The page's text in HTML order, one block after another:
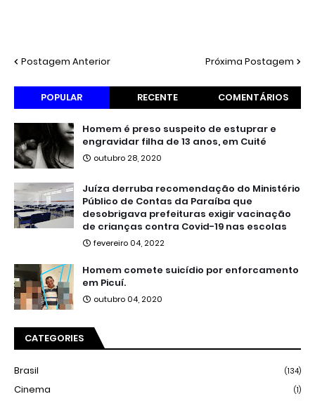
Postagem Anterior Próxima Postagem
POPULAR RECENTE COMENTÁRIOS
Homem é preso suspeito de estuprar e
engravidar filha de 13 anos, em Cuité
outubro 28, 2020
Juíza derruba recomendação do Ministério
Público de Contas da Paraíba que
desobrigava prefeituras exigir vacinação
de crianças contra Covid-19 nas escolas
fevereiro 04, 2022
Homem comete suicídio por enforcamento
em Picuí.
outubro 04, 2020
CATEGORIES
Brasil (134)
Cinema (1)